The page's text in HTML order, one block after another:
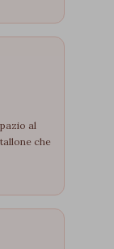
al
che